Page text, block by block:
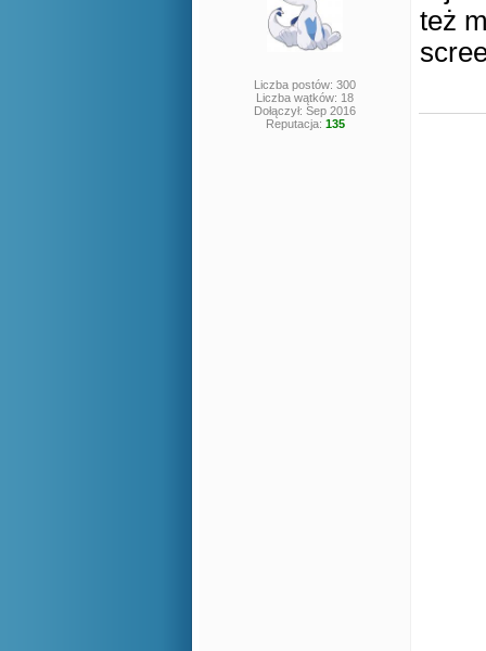
Liczba postów: 300
Liczba wątków: 18
Dołączył: Sep 2016
Reputacja: 135
też